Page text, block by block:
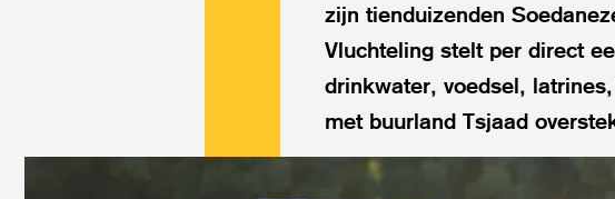
zijn tienduizenden
Vluchteling stelt per direct
drinkwater, voedsel,
met buurland Tsjaad